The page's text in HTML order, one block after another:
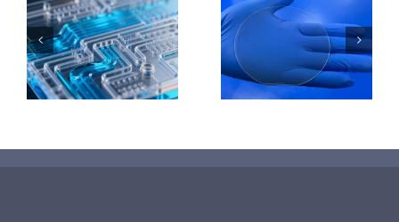
超声波喷涂
TiO₂涂层
PET石墨烯保
护膜特性和应
用